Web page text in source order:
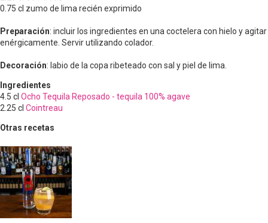
0.75 cl zumo de lima recién exprimido
Preparación: incluir los ingredientes en una coctelera con hielo y agitar
enérgicamente. Servir utilizando colador.
Decoración: labio de la copa ribeteado con sal y piel de lima.
Ingredientes
4.5 cl Ocho Tequila Reposado - tequila 100% agave
2.25 cl Cointreau
Otras recetas